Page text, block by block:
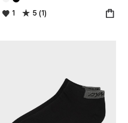
1 5 (1)